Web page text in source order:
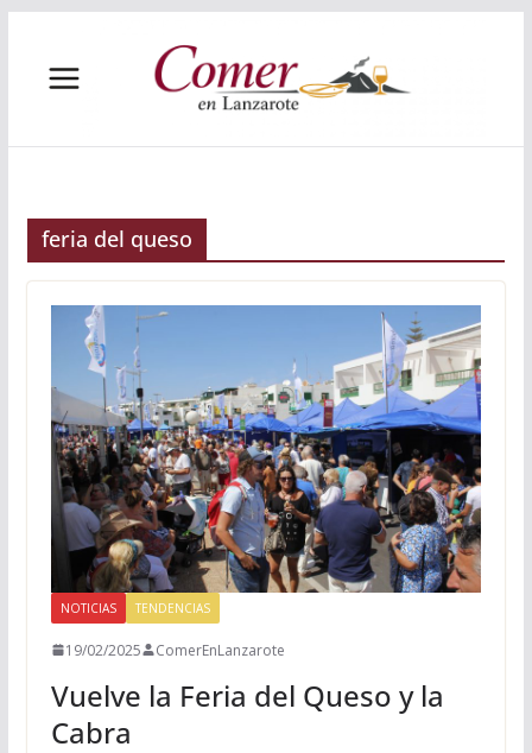
contenido
feria del queso
NOTICIAS TENDENCIAS
19/02/2025 ComerEnLanzarote
Vuelve la Feria del Queso y la
Cabra